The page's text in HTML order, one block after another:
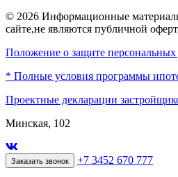
© 2026 Информационные
сайте,не являются публичной
Положение о защите
* Полные условия программы
Проектные декларации
Минская, 102
Заказать звонок +7 3452 670 777